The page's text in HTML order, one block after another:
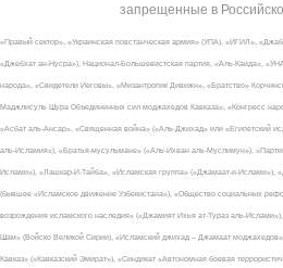
запрещенные в
«Правый сектор», «Украинская повстанческая армия» (УПА), «ИГИЛ»,
«Джебхат ан-Нусра»), Национал-Большевистская партия, «Аль-Каида»,
народа», «Свидетели Иеговы», «Мизантропик Дивижн», «Братство»
Маджлисуль Шура Объединенных сил моджахедов Кавказа», «Конгресс
«Асбат аль-Ансар», «Священная война» («Аль-Джихад» или «Египетский
аль-Исламия»), «Братья-мусульмане» («Аль-Ихван аль-Муслимун»),
Ислами»), «Лашкар-И-Тайба», «Исламская группа» («Джамаат-и-Ислами»),
(бывшее «Исламское движение Узбекистана»), «Общество социальных
возрождения исламского наследия» («Джамият Ихья ат-Тураз аль-
Шам» (Войско Великой Сирии), «Исламский джихад – Джамаат
Кавказ» («Кавказский Эмират»), «Синдикат «Автономная боевая